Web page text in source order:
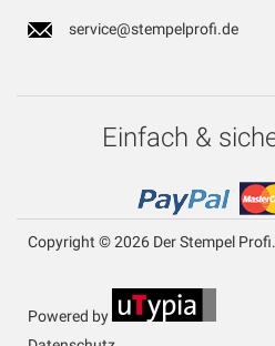
service@stempelprofi.de
Einfach &
Copyright © 2026 Der Stempel
Powered by